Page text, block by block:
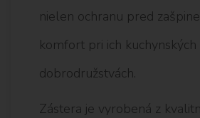
nielen ochranu pred
komfort pri ich kuchynských
dobrodružstvách.
Zástera je vyrobená z